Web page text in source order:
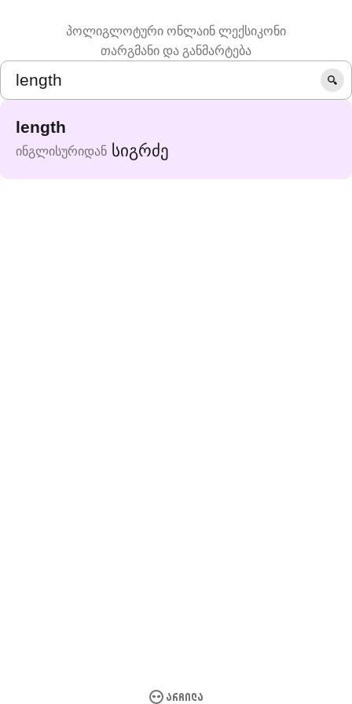
პოლიგლოტური ონლაინ ლექსიკონი
თარგმანი და განმარტება
length
ინგლისურიდან სიგრძე